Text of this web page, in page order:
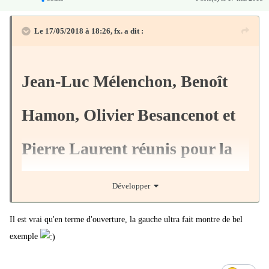
Le 17/05/2018 à 18:26, fx. a dit :
Jean-Luc Mélenchon, Benoît
Hamon, Olivier Besancenot et
Pierre Laurent réunis pour la
première fois
La manifestation du 26 mai permet des
Développer
Il est vrai qu'en terme d'ouverture, la gauche ultra fait montre de bel
exemple